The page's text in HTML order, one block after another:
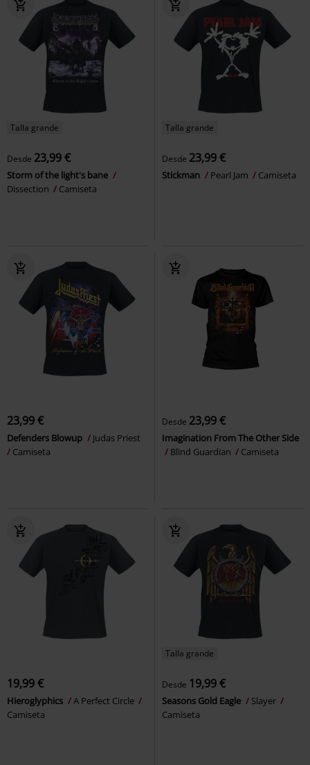
Talla grande
Desde 23,99 €
Storm of the light's bane
Dissection
Camiseta
Talla grande
Desde 23,99 €
Stickman Pearl Jam Camiseta
23,99 €
Defenders Blowup
Judas Priest
Camiseta
Desde 23,99 €
Imagination From The Other Side
Blind Guardian
Camiseta
19,99 €
Hieroglyphics
A Perfect Circle
Camiseta
Talla grande
Desde 19,99 €
Seasons Gold Eagle
Slayer
Camiseta